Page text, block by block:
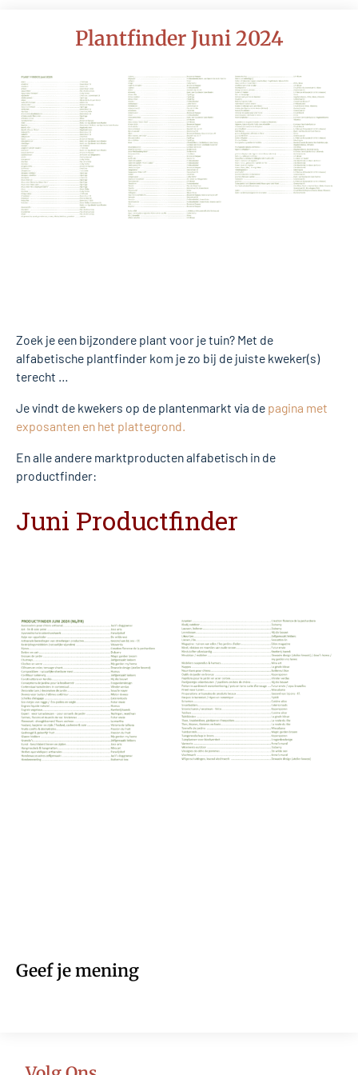
Plantfinder Juni 2024
Zoek je een bijzondere plant voor je tuin? Met de
alfabetische plantfinder kom je zo bij de juiste kweker(s)
terecht …
Je vindt de kwekers op de plantenmarkt via de pagina met
exposanten en het plattegrond.
En alle andere marktproducten alfabetisch in de
productfinder:
Juni Productfinder
Geef je mening